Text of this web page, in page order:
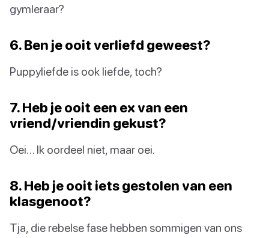
gymleraar?
6. Ben je ooit verliefd geweest?
Puppyliefde is ook liefde, toch?
7. Heb je ooit een ex van een
vriend/vriendin gekust?
Oei… Ik oordeel niet, maar oei.
8. Heb je ooit iets gestolen van een
klasgenoot?
Tja, die rebelse fase hebben sommigen van ons